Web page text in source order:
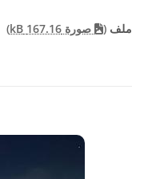
ملف ( صورة 167.16 kB)